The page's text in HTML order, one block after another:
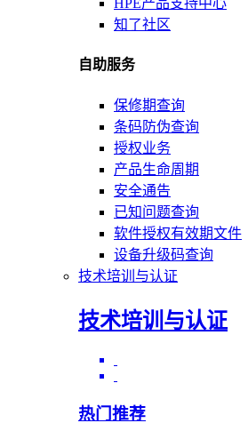
HPE产品支持中心
知了社区
自助服务
保修期查询
条码防伪查询
授权业务
产品生命周期
安全通告
已知问题查询
软件授权有效期文件
设备升级码查询
技术培训与认证
技术培训与认证
热门推荐